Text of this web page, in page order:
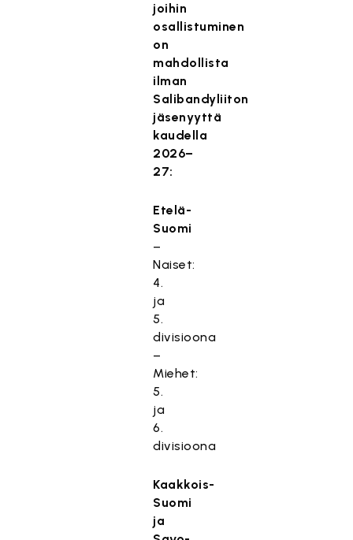
joihin
osallistuminen
on
mahdollista
ilman
Salibandyliiton
jäsenyyttä
kaudella
2026–
27:
Etelä-
Suomi
–
Naiset:
4.
ja
5.
divisioona
–
Miehet:
5.
ja
6.
divisioona
Kaakkois-
Suomi
ja